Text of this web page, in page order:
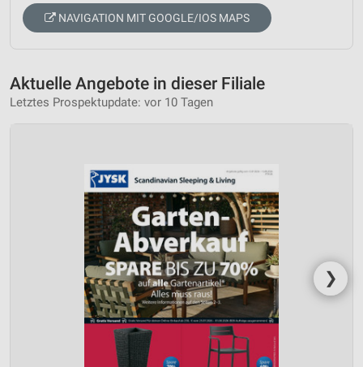
NAVIGATION MIT GOOGLE/IOS MAPS
Aktuelle Angebote in dieser Filiale
Letztes Prospektupdate: vor 10 Tagen
❯